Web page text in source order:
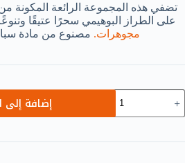
تضفي هذه المجموعة الرائعة المكونة من
على الطراز البوهيمي سحرًا عتيقًا
مجوهرات. مصنوع من مادة
كمية
مجموعة
خواتم
عتيقة
إضافة إلى